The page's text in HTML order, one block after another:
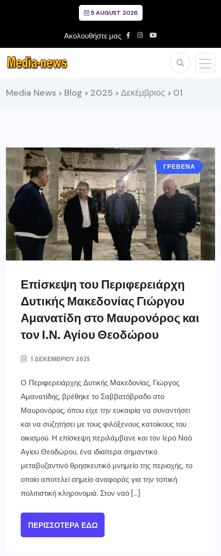
5 AUGUST 2026
Ακολουθήστε μας
Media News > Blog > 2025 > Δεκέμβριος > 01
ΓΡΕΒΕΝΑ
Επίσκεψη του Περιφερειάρχη
Δυτικής Μακεδονίας Γιώργου
Αμανατίδη στο Μαυρονόρος και
τον Ι.Ν. Αγίου Θεοδώρου
1 ΔΕΚΕΜΒΡΊΟΥ 2025
Ο Περιφερειάρχης Δυτικής Μακεδονίας, Γιώργος
Αμανατίδης, βρέθηκε το Σαββατόβραδο στο
Μαυρονόρος, όπου είχε την ευκαιρία να συναντήσει
και να συζητήσει με τους φιλόξενους κατοίκους του
οικισμού. Η επίσκεψη περιλάμβανε και τον Ιερό Ναό
Αγίου Θεοδώρου, ένα ιδιαίτερα σημαντικό
μεταβυζαντινό θρησκευτικό μνημείο της περιοχής, το
οποίο αποτελεί σημείο αναφοράς για την τοπική
πολιτιστική κληρονομιά. Στον ναό […]
ΠΕΡΙΣΣΌΤΕΡΑ ΕΔΏ